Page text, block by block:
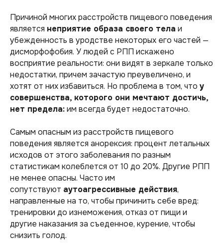
Причиной многих расстройств пищевого поведения
является неприятие образа своего тела и
убежденность в уродстве некоторых его частей —
дисморфофобия. У людей с РПП искажено
восприятие реальности: они видят в зеркале только
недостатки, причем зачастую преувеличено, и
хотят от них избавиться. Но проблема в том, что у
совершенства, которого они мечтают достичь,
нет предела:им всегда будет недостаточно.
Самым опасным из расстройств пищевого
поведения является анорексия: процент летальных
исходов от этого заболевания по разным
статистикам колеблется от 10 до 20%. Другие РПП
не менее опасны. Часто им
сопутствуют аутоагрессивные действия,
направленные на то, чтобы причинить себе вред:
тренировки до изнеможения, отказ от пищи и
другие наказания за съеденное, курение, чтобы
снизить голод.